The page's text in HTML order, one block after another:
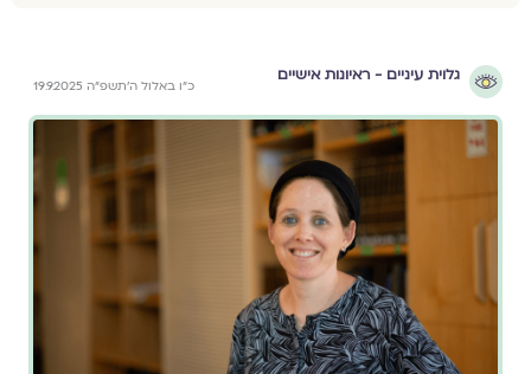
גלוית עיניים - ראיונות אישיים
כ״ו באלול ה׳תשפ״ה 19.9.2025